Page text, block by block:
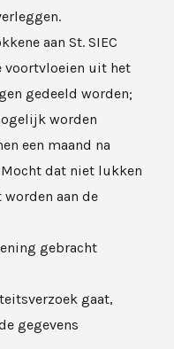
aan St. SIEC
voortvloeien uit het
gedeeld worden;
worden
een maand na
dat niet lukken
aan de
gebracht
gaat,
gegevens